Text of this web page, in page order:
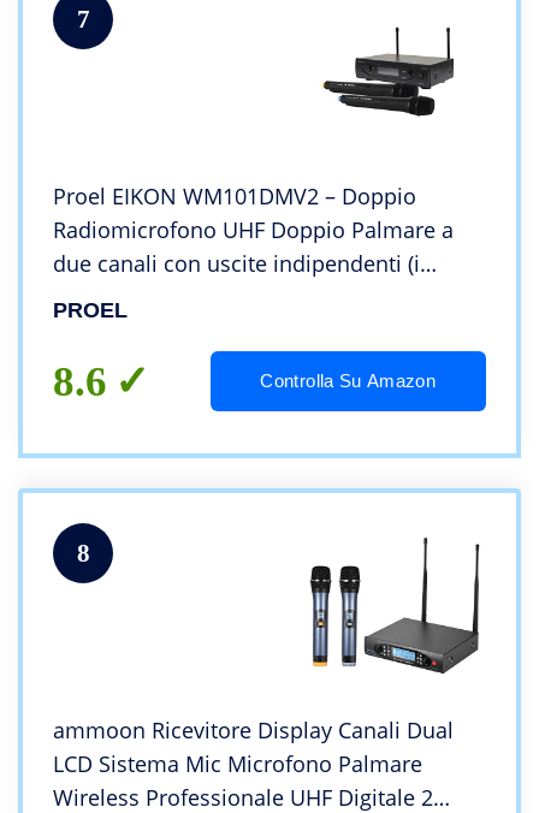
7
Proel EIKON WM101DMV2 – Doppio
Radiomicrofono UHF Doppio Palmare a
due canali con uscite indipendenti (i
microfoni funzionano
(WM101DMV2)
PROEL
8.6 Controlla Su Amazon
8
ammoon Ricevitore Display Canali Dual
LCD Sistema Mic Microfono Palmare
Wireless Professionale UHF Digitale 2